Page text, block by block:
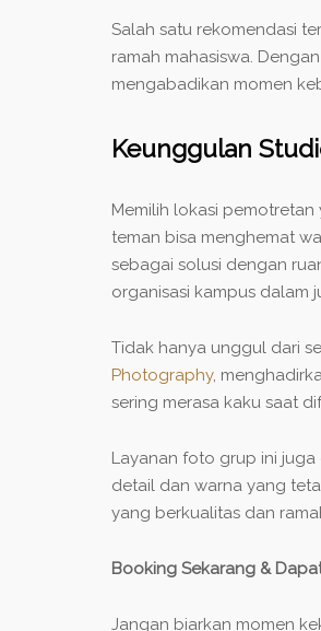
Salah satu rekomendasi
ramah mahasiswa.
mengabadikan momen
Keunggulan
Memilih lokasi
teman bisa menghemat
sebagai solusi dengan
organisasi kampus dalam
Tidak hanya unggul dari
Photography,
sering merasa kaku saat
Layanan foto grup ini
detail dan warna yang
yang berkualitas dan
Booking Sekarang &
Jangan biarkan momen